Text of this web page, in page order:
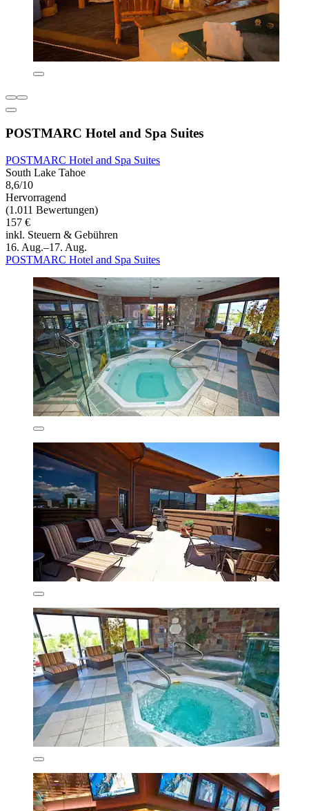
POSTMARC Hotel and Spa Suites
POSTMARC Hotel and Spa Suites
South Lake Tahoe
8,6/10
Hervorragend
(1.011 Bewertungen)
157 €
inkl. Steuern & Gebühren
16. Aug.–17. Aug.
POSTMARC Hotel and Spa Suites